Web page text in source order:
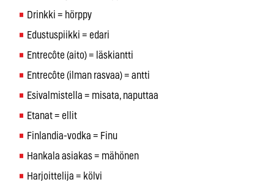
Drinkki = hörppy
Edustuspiikki = edari
Entrecôte (aito) = läskiantti
Entrecôte (ilman rasvaa) = antti
Esivalmistella = misata, naputtaa
Etanat = ellit
Finlandia-vodka = Finu
Hankala asiakas = mähönen
Harjoittelija = kölvi